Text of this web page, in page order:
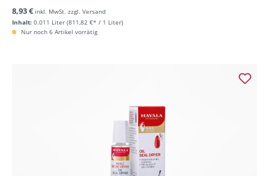
Inhalt: 0.011 Liter (811,82 €* / 1 Liter)
8,93 € inkl. MwSt. zzgl. Versand
Nur noch 6 Artikel vorrätig